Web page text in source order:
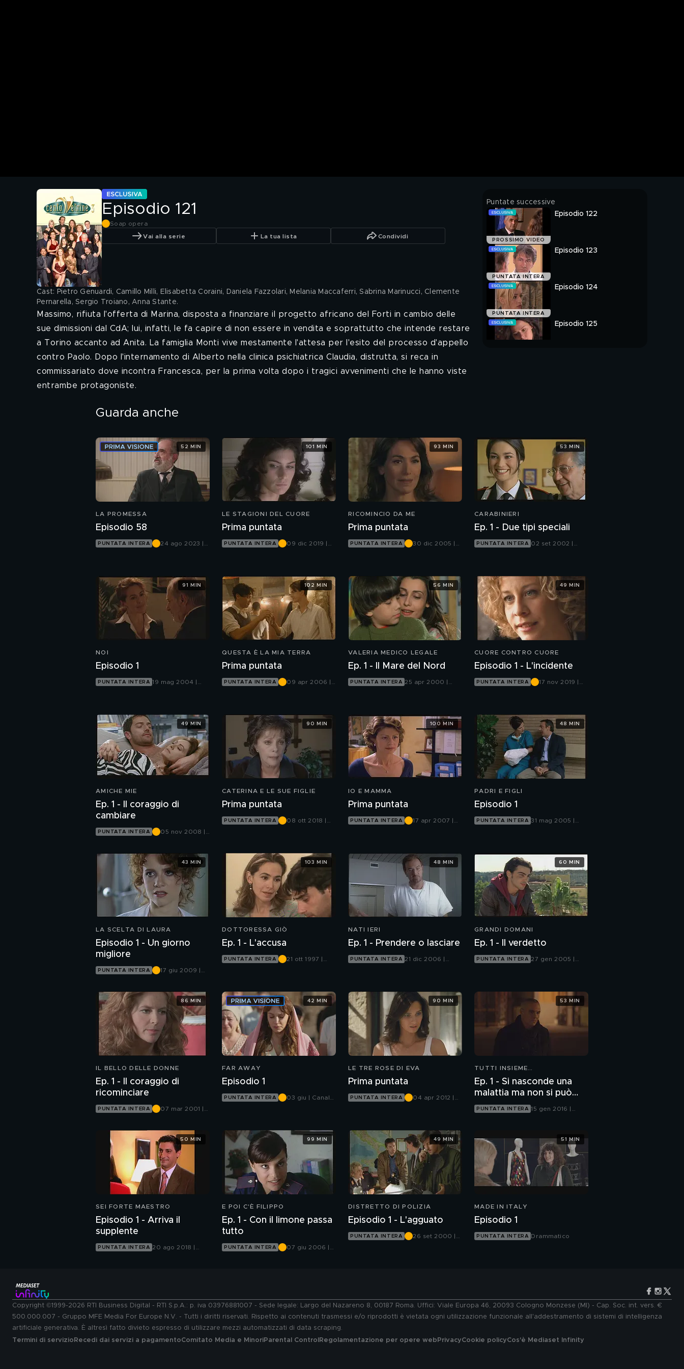
Episodio 121
Soap opera
Vai alla serie La tua lista Condividi
Cast: Pietro Genuardi, Camillo Milli, Elisabetta Coraini, Daniela Fazzolari, Melania Maccaferri, Sabrina Marinucci, Clemente
Pernarella, Sergio Troiano, Anna Stante.
Massimo, rifiuta l'offerta di Marina, disposta a finanziare il progetto africano del Forti in cambio delle
sue dimissioni dal CdA; lui, infatti, le fa capire di non essere in vendita e soprattutto che intende restare
a Torino accanto ad Anita. La famiglia Monti vive mestamente l'attesa per l'esito del processo d'appello
contro Paolo. Dopo l'internamento di Alberto nella clinica psichiatrica Claudia, distrutta, si reca in
commissariato dove incontra Francesca, per la prima volta dopo i tragici avvenimenti che le hanno viste
entrambe protagoniste.
Puntate successive
PROSSIMO VIDEO
Episodio 122
PUNTATA INTERA
Episodio 123
PUNTATA INTERA
Episodio 124
Episodio 125
Guarda anche
LA PROMESSA
Episodio 58
PUNTATA INTERA
24 ago 2023 |
52 MIN
LE STAGIONI DEL CUORE
Prima puntata
PUNTATA INTERA
09 dic 2019 |
101 MIN
RICOMINCIO DA ME
Prima puntata
PUNTATA INTERA
30 dic 2005 |
93 MIN
CARABINIERI
Ep. 1 - Due tipi speciali
PUNTATA INTERA 02 set 2002 |
53 MIN
NOI
Episodio 1
PUNTATA INTERA 19 mag 2004 |
91 MIN
QUESTA È LA MIA TERRA
Prima puntata
PUNTATA INTERA
09 apr 2006 |
102 MIN
VALERIA MEDICO LEGALE
Ep. 1 - Il Mare del Nord
PUNTATA INTERA 25 apr 2000 |
56 MIN
CUORE CONTRO CUORE
Episodio 1 - L'incidente
PUNTATA INTERA
17 nov 2019 |
49 MIN
AMICHE MIE
Ep. 1 - Il coraggio di
cambiare
PUNTATA INTERA
05 nov 2008 |
49 MIN
CATERINA E LE SUE FIGLIE
Prima puntata
PUNTATA INTERA
08 ott 2018 |
90 MIN
IO E MAMMA
Prima puntata
PUNTATA INTERA
17 apr 2007 |
100 MIN
PADRI E FIGLI
Episodio 1
PUNTATA INTERA 31 mag 2005 |
48 MIN
LA SCELTA DI LAURA
Episodio 1 - Un giorno
migliore
PUNTATA INTERA
17 giu 2009 |
43 MIN
DOTTORESSA GIÒ
Ep. 1 - L'accusa
PUNTATA INTERA
21 ott 1997 |
103 MIN
NATI IERI
Ep. 1 - Prendere o lasciare
PUNTATA INTERA 21 dic 2006 |
48 MIN
GRANDI DOMANI
Ep. 1 - Il verdetto
PUNTATA INTERA 27 gen 2005 |
60 MIN
IL BELLO DELLE DONNE
Ep. 1 - Il coraggio di
ricominciare
PUNTATA INTERA
07 mar 2001 |
86 MIN
FAR AWAY
Episodio 1
PUNTATA INTERA
03 giu | Canale
42 MIN
LE TRE ROSE DI EVA
Prima puntata
PUNTATA INTERA
04 apr 2012 |
90 MIN
TUTTI INSIEME
Ep. 1 - Si nasconde una
malattia ma non si può
nascondere la morte
PUNTATA INTERA 15 gen 2016 |
53 MIN
SEI FORTE MAESTRO
Episodio 1 - Arriva il
supplente
PUNTATA INTERA 20 ago 2018 |
50 MIN
E POI C'È FILIPPO
Ep. 1 - Con il limone passa
tutto
PUNTATA INTERA
07 giu 2006 |
99 MIN
DISTRETTO DI POLIZIA
Episodio 1 - L'agguato
PUNTATA INTERA
26 set 2000 |
49 MIN
MADE IN ITALY
Episodio 1
PUNTATA INTERA Drammatico
51 MIN
Copyright ©1999-2026 RTI Business Digital - RTI S.p.A.: p. iva 03976881007 - Sede legale: Largo del Nazareno 8, 00187 Roma. Uffici: Viale Europa 46, 20093 Cologno Monzese (MI) - Cap. Soc. int. vers. €
500.000.007 - Gruppo MFE Media For Europe N.V. - Tutti i diritti riservati. Rispetto ai contenuti trasmessi e/o riprodotti è vietata ogni utilizzazione funzionale all'addestramento di sistemi di intelligenza
artificiale generativa. È altresì fatto divieto espresso di utilizzare mezzi automatizzati di data scraping.
Termini di servizio Recedi dai servizi a pagamentoComitato Media e MinoriParental Control Regolamentazione per opere web PrivacyCookie policyCos'è Mediaset Infinity